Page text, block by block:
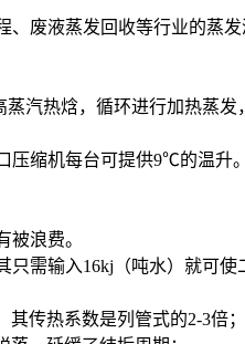
废液蒸发回收等行业的蒸
热焓，循环进行加热蒸
缩机每台可提供9℃的温
浪费。
需输入16kj（吨水）就可使
传热系数是列管式的2-3倍；